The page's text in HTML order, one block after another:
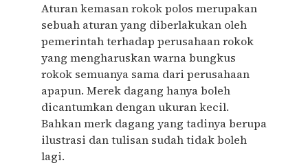
Aturan kemasan rokok polos merupakan
sebuah aturan yang diberlakukan oleh
pemerintah terhadap perusahaan rokok
yang mengharuskan warna bungkus
rokok semuanya sama dari perusahaan
apapun. Merek dagang hanya boleh
dicantumkan dengan ukuran kecil.
Bahkan merk dagang yang tadinya berupa
ilustrasi dan tulisan sudah tidak boleh
lagi.